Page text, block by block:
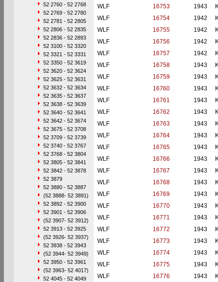
52 2760 - 52 2768
52 2769 - 52 2780
52 2781 - 52 2805
52 2806 - 52 2835
52 2836 - 52 2893
52 3100 - 52 3320
52 3321 - 52 3331
52 3350 - 52 3619
52 3620 - 52 3624
52 3625 - 52 3631
52 3632 - 52 3634
52 3635 - 52 3637
52 3638 - 52 3639
52 3640 - 52 3641
52 3642 - 52 3674
52 3675 - 52 3708
52 3709 - 52 3739
52 3740 - 52 3767
52 3768 - 52 3804
52 3805 - 52 3841
52 3842 - 52 3878
52 3879
52 3880 - 52 3887
(52 3888- 52 3891)
52 3892 - 52 3900
52 3901 - 52 3906
(52 3907- 52 3912)
52 3913 - 52 3925
(52 3926- 52 3937)
52 3938 - 52 3943
(52 3944- 52 3949)
52 3950 - 52 3961
(52 3963- 52 4017)
52 4045 - 52 4049
WLF
16753 1943
WLF
16754 1942
WLF
16755 1942
WLF
16756 1942
WLF
16757 1942
WLF
16758 1943
WLF
16759 1943
WLF
16760 1943
WLF
16761 1943
WLF
16762 1943
WLF
16763 1943
WLF
16764 1943
WLF
16765 1943
WLF
16766 1943
WLF
16767 1943
WLF
16768 1943
WLF
16769 1943
WLF
16770 1943
WLF
16771 1943
WLF
16772 1943
WLF
16773 1943
WLF
16774 1943
WLF
16775 1943
WLF
16776 1943